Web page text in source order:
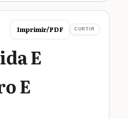
Imprimir/PDF CURTIR
E
E